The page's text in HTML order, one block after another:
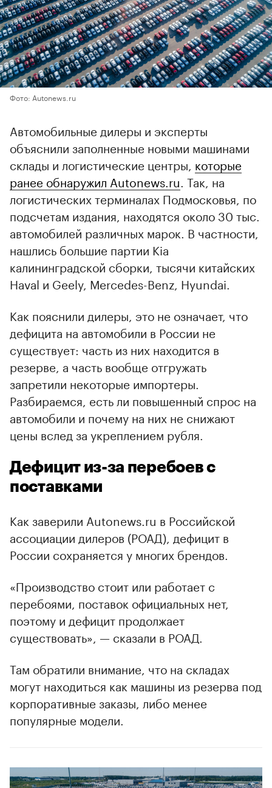
Фото: Autonews.ru
Автомобильные дилеры и эксперты
объяснили заполненные новыми машинами
склады и логистические центры, которые
ранее обнаружил Autonews.ru . Так, на
логистических терминалах Подмосковья, по
подсчетам издания, находятся около 30 тыс.
автомобилей различных марок. В частности,
нашлись большие партии Kia
калининградской сборки, тысячи китайских
Haval и Geely, Mercedes-Benz, Hyundai.
Как пояснили дилеры, это не означает, что
дефицита на автомобили в России не
существует: часть из них находится в
резерве, а часть вообще отгружать
запретили некоторые импортеры.
Разбираемся, есть ли повышенный спрос на
автомобили и почему на них не снижают
цены вслед за укреплением рубля.
00:00 / 00:00
Дефицит из-за перебоев с
поставками
Как заверили Autonews.ru в Российской
ассоциации дилеров (РОАД), дефицит в
России сохраняется у многих брендов.
«Производство стоит или работает с
перебоями, поставок официальных нет,
поэтому и дефицит продолжает
существовать», — сказали в РОАД.
Там обратили внимание, что на складах
могут находиться как машины из резерва под
корпоративные заказы, либо менее
популярные модели.